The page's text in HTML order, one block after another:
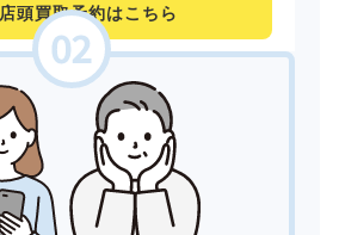
店頭買取予約はこちら